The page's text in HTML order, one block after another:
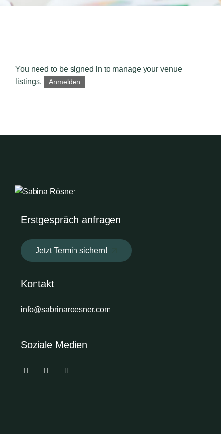
You need to be signed in to manage your venue
listings.
Anmelden
Erstgespräch anfragen
Jetzt Termin sichern!
Kontakt
info@sabrinaroesner.com
Soziale Medien